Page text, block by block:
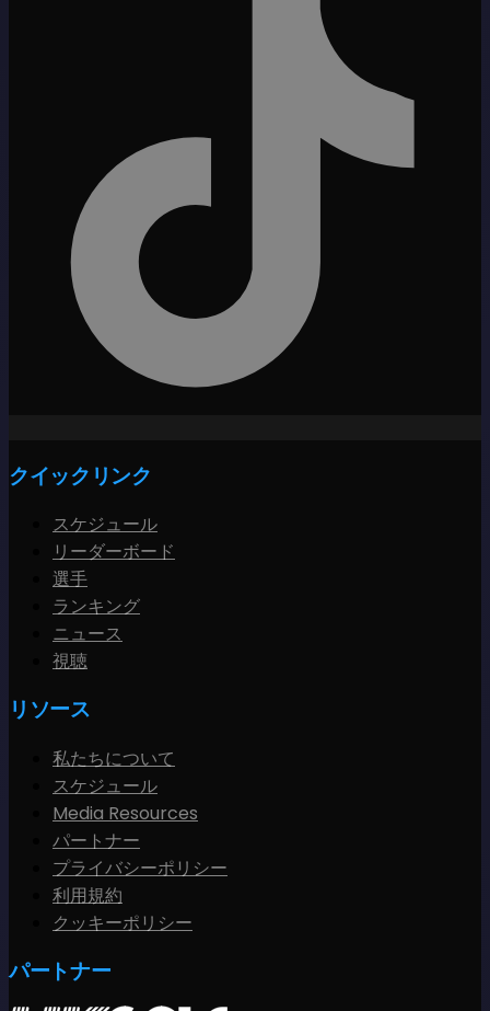
クイックリンク
スケジュール
リーダーボード
選手
ランキング
ニュース
視聴
リソース
私たちについて
スケジュール
Media Resources
パートナー
プライバシーポリシー
利用規約
クッキーポリシー
パートナー